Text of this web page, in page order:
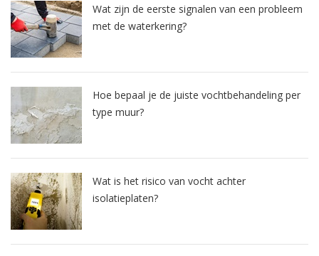
Wat zijn de eerste signalen van een probleem
met de waterkering?
Hoe bepaal je de juiste vochtbehandeling per
type muur?
Wat is het risico van vocht achter
isolatieplaten?